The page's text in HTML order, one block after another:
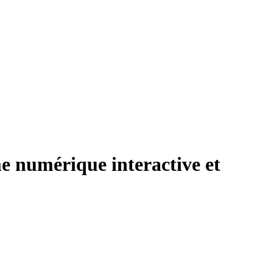
numérique interactive et